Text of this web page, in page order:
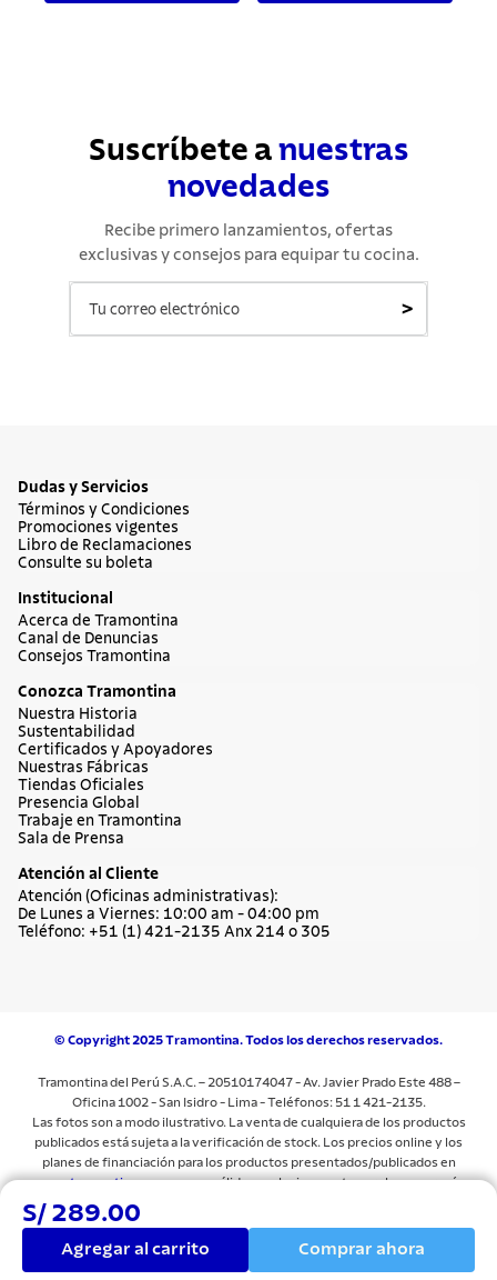
S/ 289.00
Agregar al carrito Comprar ahora
Suscríbete a nuestras
novedades
Recibe primero lanzamientos, ofertas
exclusivas y consejos para equipar tu cocina.
>
Dudas y Servicios
Términos y Condiciones
Promociones vigentes
Libro de Reclamaciones
Consulte su boleta
Institucional
Acerca de Tramontina
Canal de Denuncias
Consejos Tramontina
Conozca Tramontina
Nuestra Historia
Sustentabilidad
Certificados y Apoyadores
Nuestras Fábricas
Tiendas Oficiales
Presencia Global
Trabaje en Tramontina
Sala de Prensa
Atención al Cliente
Atención (Oficinas administrativas):
De Lunes a Viernes: 10:00 am - 04:00 pm
Teléfono: +51 (1) 421-2135 Anx 214 o 305
© Copyright 2025 Tramontina. Todos los derechos reservados.
Tramontina del Perú S.A.C. – 20510174047 - Av. Javier Prado Este 488 –
Oficina 1002 - San Isidro - Lima - Teléfonos: 51 1 421-2135.
Las fotos son a modo ilustrativo. La venta de cualquiera de los productos
publicados está sujeta a la verificación de stock. Los precios online y los
planes de financiación para los productos presentados/publicados en
www.tramontina.com.peson válidos exclusivamente para la compra vía
internet en las páginas antes mencionadas. Las especificaciones técnicas y
descripciones están sujetas a cambios sin previo aviso.Todos los precios y
términos comerciales están sujetos a cambios sin previo aviso. Las
imágenes del producto son sólo para fines ilustrativos.